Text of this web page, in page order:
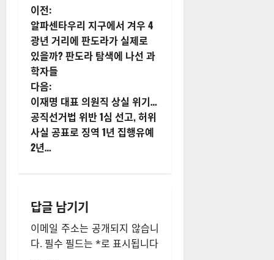
게
시
물
내
비
게
션
이전:
알파센타우리 지구에서 겨우 4
광년 거리에 판도라가 실제로
있을까? 판도라 탐색에 나선 과
학자들
다음:
이재명 대표 의원직 상실 위기…
공직선거법 위반 1심 선고, 허위
사실 공표로 징역 1년 집행유예
2년…
답글 남기기
이메일 주소는 공개되지 않습니
다. 필수 필드는 *로 표시됩니다